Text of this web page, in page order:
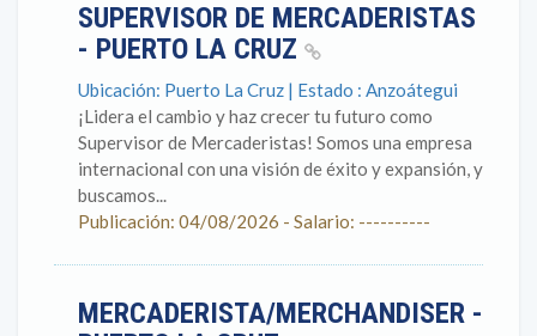
SUPERVISOR DE MERCADERISTAS
- PUERTO LA CRUZ
Ubicación: Puerto La Cruz | Estado : Anzoátegui
¡Lidera el cambio y haz crecer tu futuro como
Supervisor de Mercaderistas! Somos una empresa
internacional con una visión de éxito y expansión, y
buscamos...
Publicación: 04/08/2026 - Salario: ----------
MERCADERISTA/MERCHANDISER -